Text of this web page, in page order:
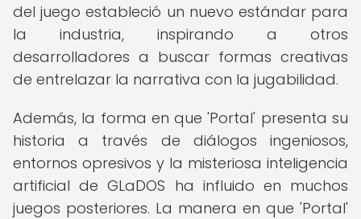
del juego estableció un nuevo estándar para
la industria, inspirando a otros
desarrolladores a buscar formas creativas
de entrelazar la narrativa con la jugabilidad.
Además, la forma en que 'Portal' presenta su
historia a través de diálogos ingeniosos,
entornos opresivos y la misteriosa inteligencia
artificial de GLaDOS ha influido en muchos
juegos posteriores. La manera en que 'Portal'